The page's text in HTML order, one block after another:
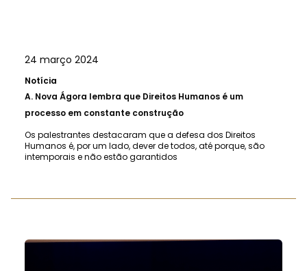
24 março 2024
Notícia
A. Nova Ágora lembra que Direitos Humanos é um
processo em constante construção
Os palestrantes destacaram que a defesa dos Direitos
Humanos é, por um lado, dever de todos, até porque, são
intemporais e não estão garantidos